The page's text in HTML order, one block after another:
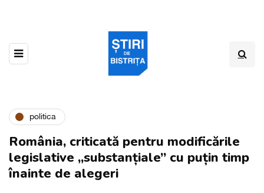
politica
România, criticată pentru modificările
legislative „substanțiale” cu puțin timp
înainte de alegeri